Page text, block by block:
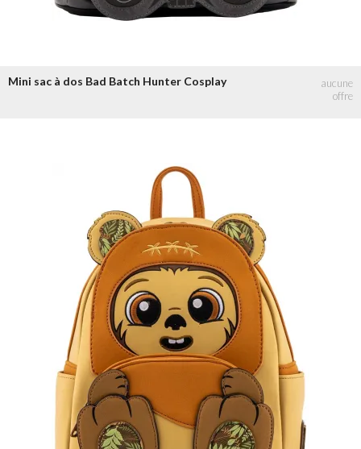
Mini sac à dos Bad Batch Hunter Cosplay